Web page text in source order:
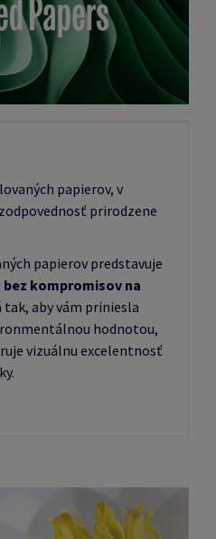
papierov, v
prirodzene
papierov predstavuje
bez kompromisov na
aby vám priniesla
hodnotou,
vizuálnu excelentnosť